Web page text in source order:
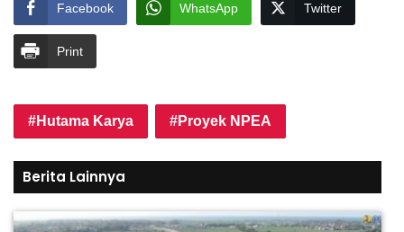
Facebook WhatsApp Twitter
Print
Hutama Karya Proyek NPEA
Berita Lainnya